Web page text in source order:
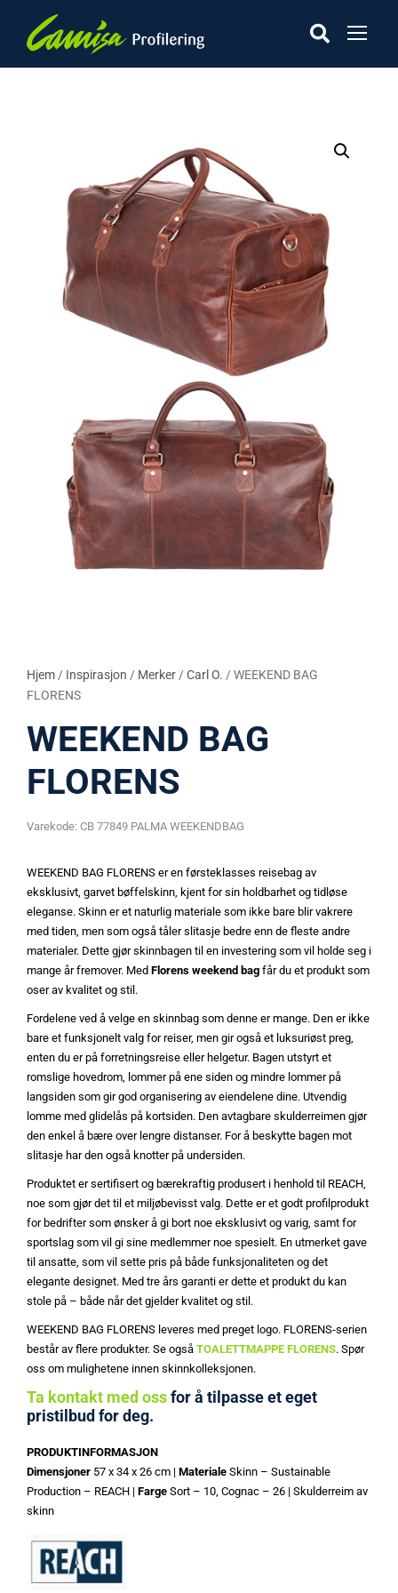
Hjem / Inspirasjon / Merker /Carl O. / WEEKEND BAG
FLORENS
WEEKEND BAG
FLORENS
Varekode: CB 77849 PALMA WEEKENDBAG
WEEKEND BAG FLORENS er en førsteklasses reisebag av
eksklusivt, garvet bøffelskinn, kjent for sin holdbarhet og tidløse
eleganse. Skinn er et naturlig materiale som ikke bare blir vakrere
med tiden, men som også tåler slitasje bedre enn de fleste andre
materialer. Dette gjør skinnbagen til en investering som vil holde seg i
mange år fremover. Med Florens weekend bag får du et produkt som
oser av kvalitet og stil.
Fordelene ved å velge en skinnbag som denne er mange. Den er ikke
bare et funksjonelt valg for reiser, men gir også et luksuriøst preg,
enten du er på forretningsreise eller helgetur. Bagen utstyrt et
romslige hovedrom, lommer på ene siden og mindre lommer på
langsiden som gir god organisering av eiendelene dine. Utvendig
lomme med glidelås på kortsiden. Den avtagbare skulderreimen gjør
den enkel å bære over lengre distanser. For å beskytte bagen mot
slitasje har den også knotter på undersiden.
Produktet er sertifisert og bærekraftig produsert i henhold til REACH,
noe som gjør det til et miljøbevisst valg. Dette er et godt profilprodukt
for bedrifter som ønsker å gi bort noe eksklusivt og varig, samt for
sportslag som vil gi sine medlemmer noe spesielt. En utmerket gave
til ansatte, som vil sette pris på både funksjonaliteten og det
elegante designet. Med tre års garanti er dette et produkt du kan
stole på – både når det gjelder kvalitet og stil.
WEEKEND BAG FLORENS leveres med preget logo. FLORENS-serien
består av flere produkter. Se også TOALETTMAPPE FLORENS. Spør
oss om mulighetene innen skinnkolleksjonen.
Ta kontakt med ossfor å tilpasse et eget
pristilbud for deg.
PRODUKTINFORMASJON
Dimensjoner 57 x 34 x 26 cm | Materiale Skinn – Sustainable
Production – REACH | Farge Sort – 10, Cognac – 26 | Skulderreim av
skinn